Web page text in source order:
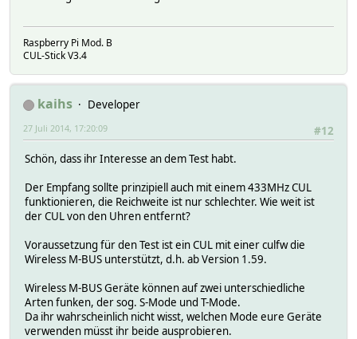
Raspberry Pi Mod. B
CUL-Stick V3.4
kaihs
Developer
#12
27 Juli 2014, 17:20:09
Schön, dass ihr Interesse an dem Test habt.
Der Empfang sollte prinzipiell auch mit einem 433MHz CUL
funktionieren, die Reichweite ist nur schlechter. Wie weit ist
der CUL von den Uhren entfernt?
Voraussetzung für den Test ist ein CUL mit einer culfw die
Wireless M-BUS unterstützt, d.h. ab Version 1.59.
Wireless M-BUS Geräte können auf zwei unterschiedliche
Arten funken, der sog. S-Mode und T-Mode.
Da ihr wahrscheinlich nicht wisst, welchen Mode eure Geräte
verwenden müsst ihr beide ausprobieren.